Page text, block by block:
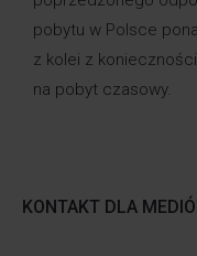
pobytu w Polsce
z kolei z
na pobyt czasowy.
KONTAKT DLA